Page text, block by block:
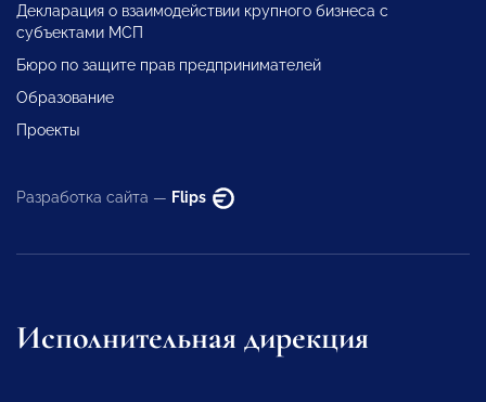
Декларация о взаимодействии крупного бизнеса с
субъектами МСП
Бюро по защите прав предпринимателей
Образование
Проекты
Разработка сайта — Flips
Исполнительная дирекция